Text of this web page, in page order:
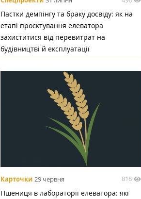
Пастки демпінгу та браку досвіду: як на
етапі проєктування елеватора
захиститися від перевитрат на
будівництві й експлуатації
Карточки 29 червня 818
Пшениця в лабораторії елеватора: які